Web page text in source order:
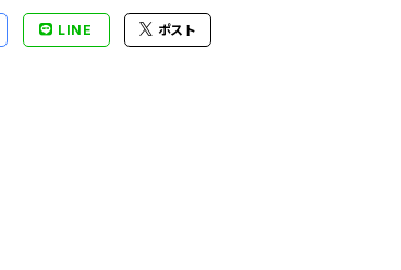
LINE ポスト